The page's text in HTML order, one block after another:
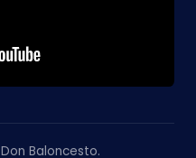
Don Baloncesto.